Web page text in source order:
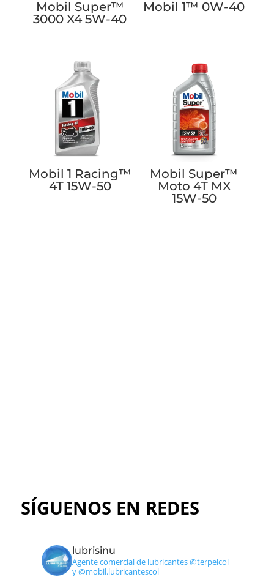
Mobil Super™
3000 X4 5W-40
Mobil 1™ 0W-40
Mobil 1 Racing™
4T 15W-50
Mobil Super™
Moto 4T MX
15W-50
SÍGUENOS EN REDES
lubrisinu
Agente comercial de lubricantes @terpelcol
y @mobil.lubricantescol